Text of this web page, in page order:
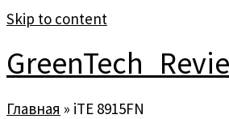
Skip to content
Главная » iTE 8915FN